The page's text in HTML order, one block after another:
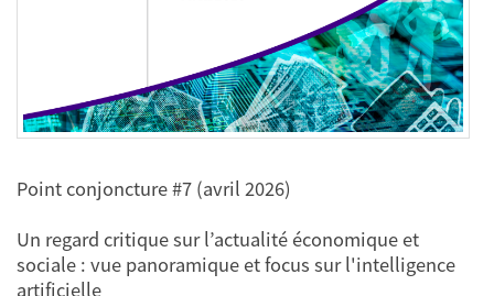
Point conjoncture #7 (avril 2026)
Un regard critique sur l’actualité économique et
sociale : vue panoramique et focus sur l'intelligence
artificielle